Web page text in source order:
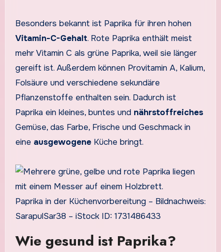
Besonders bekannt ist Paprika für ihren hohen
Vitamin-C-Gehalt. Rote Paprika enthält meist
mehr Vitamin C als grüne Paprika, weil sie länger
gereift ist. Außerdem können Provitamin A, Kalium,
Folsäure und verschiedene sekundäre
Pflanzenstoffe enthalten sein. Dadurch ist
Paprika ein kleines, buntes und nährstoffreiches
Gemüse, das Farbe, Frische und Geschmack in
eine ausgewogeneKüche bringt.
Paprika in der Küchenvorbereitung – Bildnachweis:
SarapulSar38 – iStock ID: 1731486433
Wie gesund ist Paprika?